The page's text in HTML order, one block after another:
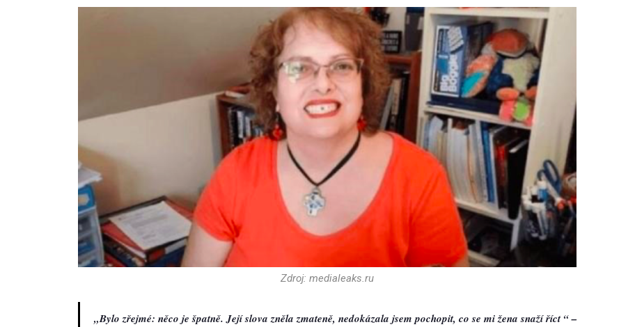
Zdroj: medialeaks.ru
„Bylo zřejmé: něco je špatně. Její slova zněla zmateně, nedokázala jsem pochopit, co se mi žena snaží říct “ –